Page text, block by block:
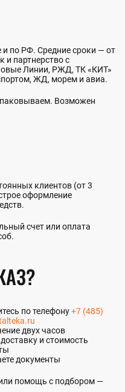
и по РФ. Средние сроки — от
и партнерство с
Линии, РЖД, ТК «КИТ»
ЖД, морем и авиа.
Возможен
клиентов (от 3
оформление
счет или оплата
по телефону+7 (485)
двух часов
и стоимость
документы
помощь с подбором —